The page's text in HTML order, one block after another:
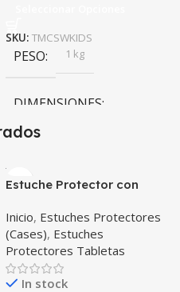
SKU: TMCSWKIDS
PESO 1 kg
DIMENSIONES
COLOR
Negro Azul ,Verde
Azul Oscuro
Estuche Protector con
Tablet Samsung Galaxy
Tab A8 10.5 2021 – 2022
SM-x200 SM-x205 Anti
golpes con soporte
Inicio, Estuches Protectores
(Cases), Estuches
Protectores Tabletas
In stock